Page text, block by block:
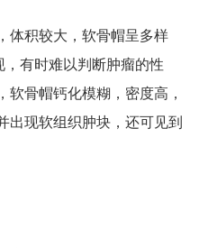
体积较大，软骨帽呈多样
有时难以判断肿瘤的性
软骨帽钙化模糊，密度高，
出现软组织肿块，还可见到